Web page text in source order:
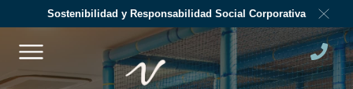
Sostenibilidad y Responsabilidad Social Corporativa